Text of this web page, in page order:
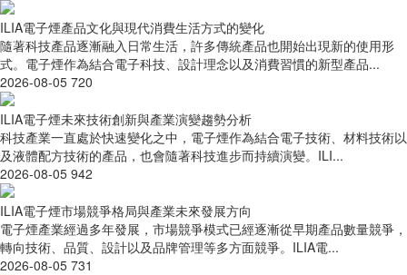
ILIA電子煙產品文化與現代消費生活方式的變化
隨著科技產品逐漸融入日常生活，許多傳統產品也開始出現新的使用形
式。電子煙作為結合電子科技、設計理念以及消費習慣的新型產品...
2026-08-05 720
ILIA電子煙未來技術創新與產業演變趨勢分析
科技產業一直處於快速變化之中，電子煙作為結合電子技術、材料技術以
及液體配方技術的產品，也會隨著科技進步而持續演變。ILI...
2026-08-05 942
ILIA電子煙市場競爭格局與產業未來發展方向
電子煙產業經過多年發展，市場競爭模式已經逐漸從早期產品數量競爭，
轉向技術、品質、設計以及品牌管理等多方面競爭。ILIA電...
2026-08-05 731